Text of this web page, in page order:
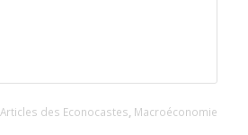
Articles des Econocastes Macroéconomie